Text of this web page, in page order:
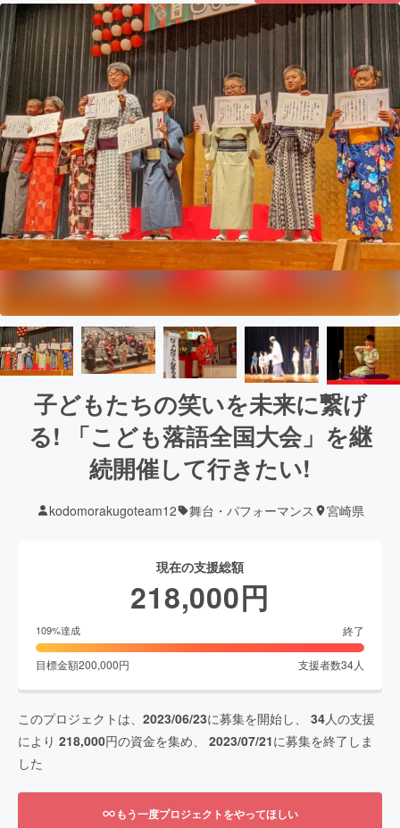
子どもたちの笑いを未来に繋げ
る! 「こども落語全国大会」を継
続開催して行きたい!
kodomorakugoteam12 舞台・パフォーマンス 宮崎県
現在の支援総額
218,000円
109%達成 終了
目標金額200,000円 支援者数34人
このプロジェクトは、 2023/06/23に募集を開始し、 34人の支援
により 218,000円の資金を集め、 2023/07/21に募集を終了しま
した
もう一度プロジェクトをやってほしい